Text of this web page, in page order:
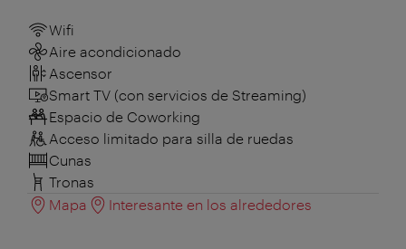
Wifi
Aire acondicionado
Ascensor
Smart TV (con servicios de Streaming)
Espacio de Coworking
Acceso limitado para silla de ruedas
Cunas
Tronas
Mapa
Interesante en los alrededores